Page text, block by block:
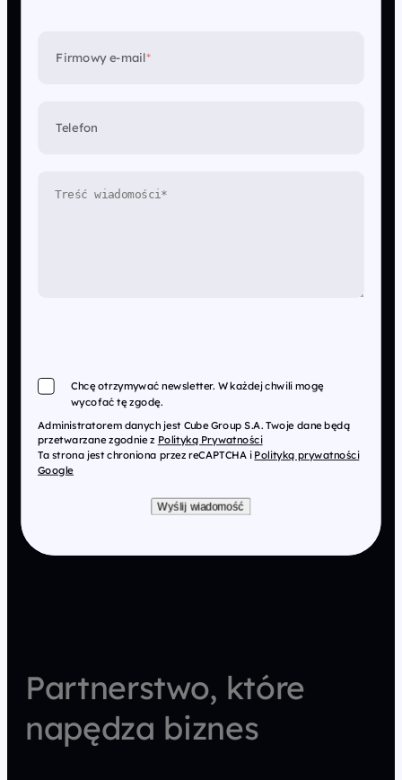
Firmowy e-mail*
Telefon
Chcę otrzymywać newsletter. W każdej chwili mogę
wycofać tę zgodę.
Administratorem danych jest Cube Group S.A. Twoje dane będą
przetwarzane zgodnie z Polityką Prywatności
Ta strona jest chroniona przez reCAPTCHA i Polityką prywatności
Google
Wyślij wiadomość
Partnerstwo, które
napędza biznes